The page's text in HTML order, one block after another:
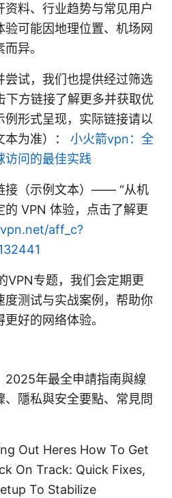
料、行业趋势与常见用户
验可能因地理位置、机场网
异。
尝试，我们也提供经过筛选
下方链接了解更多并获取优
例形式呈现，实际链接请以
为准）： 小火箭vpn：全
访问的最佳实践
（示例文本）—— “从机
VPN 体验，点击了解更
aff_c?
VPN专题，我们会定期更
度测试与实战案例，帮助你
好的网络体验。
2025年最全申請指南與線
、隱私與安全要點、常見問
Out Heres How To Get
On Track: Quick Fixes,
To Stabilize